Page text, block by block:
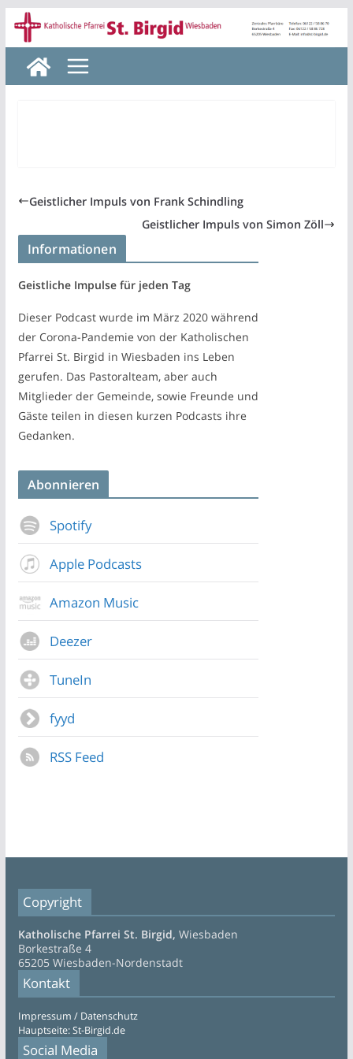
Zum
Inhalt
springen
Geistlicher Impuls von Frank Schindling
Geistlicher Impuls von Simon Zöll
Informationen
Geistliche Impulse für jeden Tag
Dieser Podcast wurde im März 2020 während
der Corona-Pandemie von der Katholischen
Pfarrei St. Birgid in Wiesbaden ins Leben
gerufen. Das Pastoralteam, aber auch
Mitglieder der Gemeinde, sowie Freunde und
Gäste teilen in diesen kurzen Podcasts ihre
Gedanken.
Abonnieren
Spotify
Apple Podcasts
Amazon Music
Deezer
TuneIn
fyyd
RSS Feed
Copyright
Katholische Pfarrei St. Birgid, Wiesbaden
Borkestraße 4
65205 Wiesbaden-Nordenstadt
Kontakt
Impressum / Datenschutz
Hauptseite: St-Birgid.de
Social Media